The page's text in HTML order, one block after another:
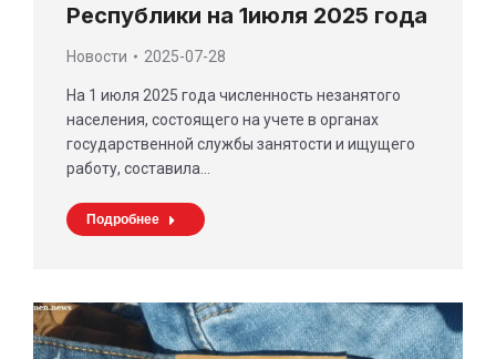
Республики на 1июля 2025 года
Новости 2025-07-28
На 1 июля 2025 года численность незанятого
населения, состоящего на учете в органах
государственной службы занятости и ищущего
работу, составила…
Подробнее